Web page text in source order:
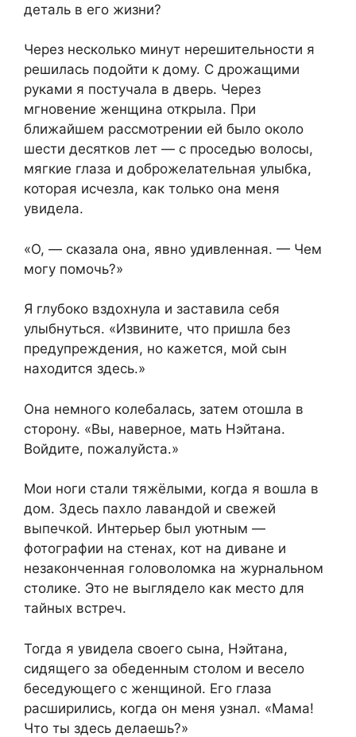
деталь в его жизни?
Через несколько минут нерешительности я
решилась подойти к дому. С дрожащими
руками я постучала в дверь. Через
мгновение женщина открыла. При
ближайшем рассмотрении ей было около
шести десятков лет — с проседью волосы,
мягкие глаза и доброжелательная улыбка,
которая исчезла, как только она меня
увидела.
«О, — сказала она, явно удивленная. — Чем
могу помочь?»
Я глубоко вздохнула и заставила себя
улыбнуться. «Извините, что пришла без
предупреждения, но кажется, мой сын
находится здесь.»
Она немного колебалась, затем отошла в
сторону. «Вы, наверное, мать Нэйтана.
Войдите, пожалуйста.»
Мои ноги стали тяжёлыми, когда я вошла в
дом. Здесь пахло лавандой и свежей
выпечкой. Интерьер был уютным —
фотографии на стенах, кот на диване и
незаконченная головоломка на журнальном
столике. Это не выглядело как место для
тайных встреч.
Тогда я увидела своего сына, Нэйтана,
сидящего за обеденным столом и весело
беседующего с женщиной. Его глаза
расширились, когда он меня узнал. «Мама!
Что ты здесь делаешь?»